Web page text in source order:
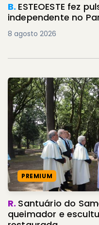
B. ESTEOESTE fez
independente no
8 agosto 2026
PREMIUM
R. Santuário do
queimador e